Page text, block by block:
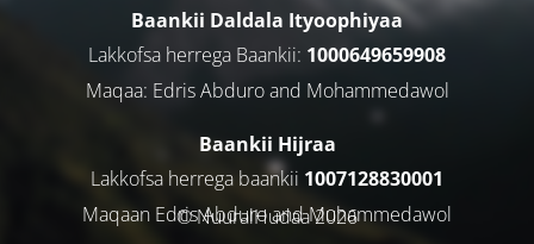
Baankii Daldala Ityoophiyaa
Lakkofsa herrega Baankii: 1000649659908
Maqaa: Edris Abduro and Mohammedawol
Baankii Hijraa
Lakkofsa herrega baankii 1007128830001
Maqaan Edris Abduro and Muhammedawol
© NuuralHudaa 2026